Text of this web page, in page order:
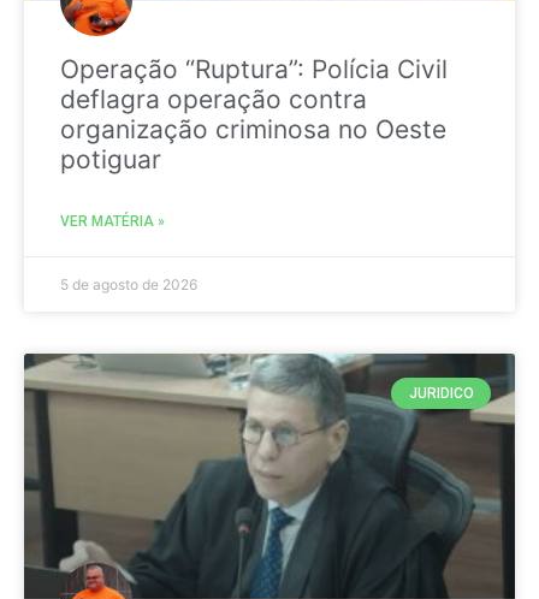
Operação “Ruptura”: Polícia Civil
deflagra operação contra
organização criminosa no Oeste
potiguar
VER MATÉRIA »
5 de agosto de 2026
JURIDICO